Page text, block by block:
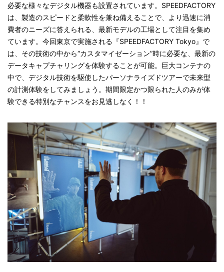
必要な様々なデジタル機器も設置されています。SPEEDFACTORY
は、製造のスピードと柔軟性を兼ね備えることで、より迅速に消
費者のニーズに答えられる、最新モデルの工場として注目を集め
ています。今回東京で実施される『SPEEDFACTORY Tokyo』で
は、その技術の中から“カスタマイゼーション”時に必要な、最新の
データキャプチャリングを体験することが可能。巨大コンテナの
中で、デジタル技術を駆使したパーソナライズドツアーで未来型
の計測体験をしてみましょう。期間限定かつ限られた人のみが体
験できる特別なチャンスをお見逃しなく！！